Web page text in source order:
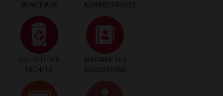
MUNICIPAUX
ADMINISTRATIVES
COLLECTE DES
DÉCHETS
ANNUAIRE DES
ASSOCIATIONS